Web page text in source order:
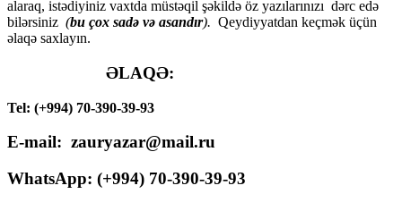
alaraq, istədiyiniz vaxtda müstəqil şəkildə öz yazılarınızı dərc edə
bilərsiniz (bu çox sadə və asandır). Qeydiyyatdan keçmək üçün
əlaqə saxlayın.
ƏLAQƏ:
Tel: (+994) 70-390-39-93
E-mail: zauryazar@mail.ru
WhatsApp: (+994) 70-390-39-93